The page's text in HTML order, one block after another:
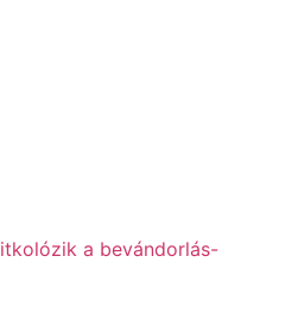
a bevándorlás-